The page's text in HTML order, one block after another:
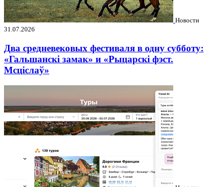
Новости
31.07.2026
Два средневековых фестиваля в одну субботу:
«Гальшанскі замак» и «Рыцарскі фэст.
Мсціслаў»